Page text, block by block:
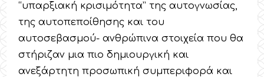
“υπαρξιακή κρισιμότητα” της αυτογνωσίας,
της αυτοπεποίθησης και του
αυτοσεβασμού- ανθρώπινα στοιχεία που θα
στήριζαν μια πιο δημιουργική και
ανεξάρτητη προσωπική συμπεριφορά και